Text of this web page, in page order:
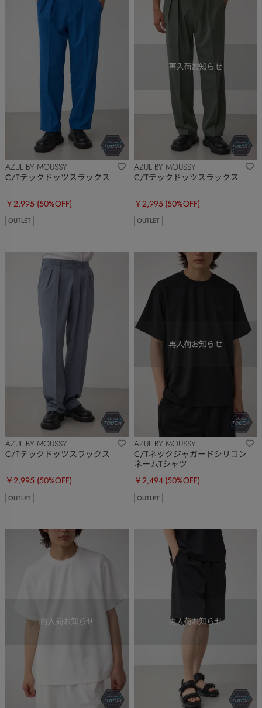
AZUL BY MOUSSY
C/Tテックドッツスラックス
￥2,995 (50%OFF)
OUTLET
AZUL BY MOUSSY
C/Tテックドッツスラックス
￥2,995 (50%OFF)
OUTLET
AZUL BY MOUSSY
C/Tテックドッツスラックス
￥2,995 (50%OFF)
OUTLET
AZUL BY MOUSSY
C/Tネックジャガードシリコン
ネームTシャツ
￥2,494 (50%OFF)
OUTLET